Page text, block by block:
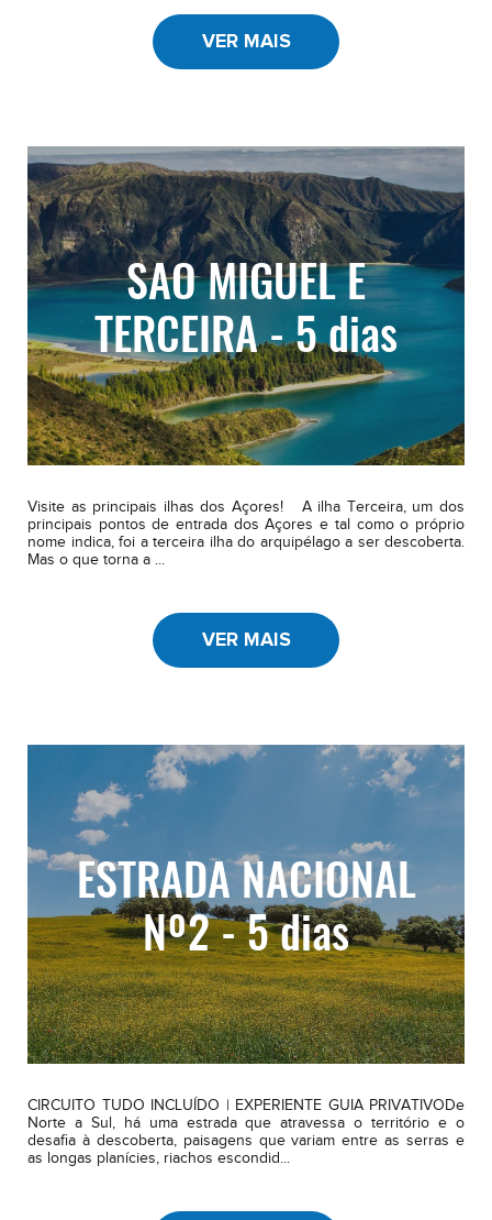
VER MAIS
SAO MIGUEL E
TERCEIRA - 5 dias
Visite as principais ilhas dos Açores! A ilha Terceira, um dos
principais pontos de entrada dos Açores e tal como o próprio
nome indica, foi a terceira ilha do arquipélago a ser descoberta.
Mas o que torna a ...
VER MAIS
ESTRADA NACIONAL
Nº2 - 5 dias
CIRCUITO TUDO INCLUÍDO | EXPERIENTE GUIA PRIVATIVODe
Norte a Sul, há uma estrada que atravessa o território e o
desafia à descoberta, paisagens que variam entre as serras e
as longas planícies, riachos escondid...